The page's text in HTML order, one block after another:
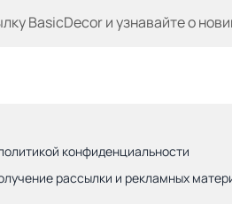
BasicDecor и узнавайтео
конфиденциальности
рассылки и рекламных